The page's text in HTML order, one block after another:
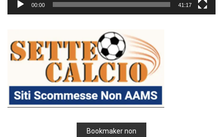
00:00 41:17
Bookmaker non